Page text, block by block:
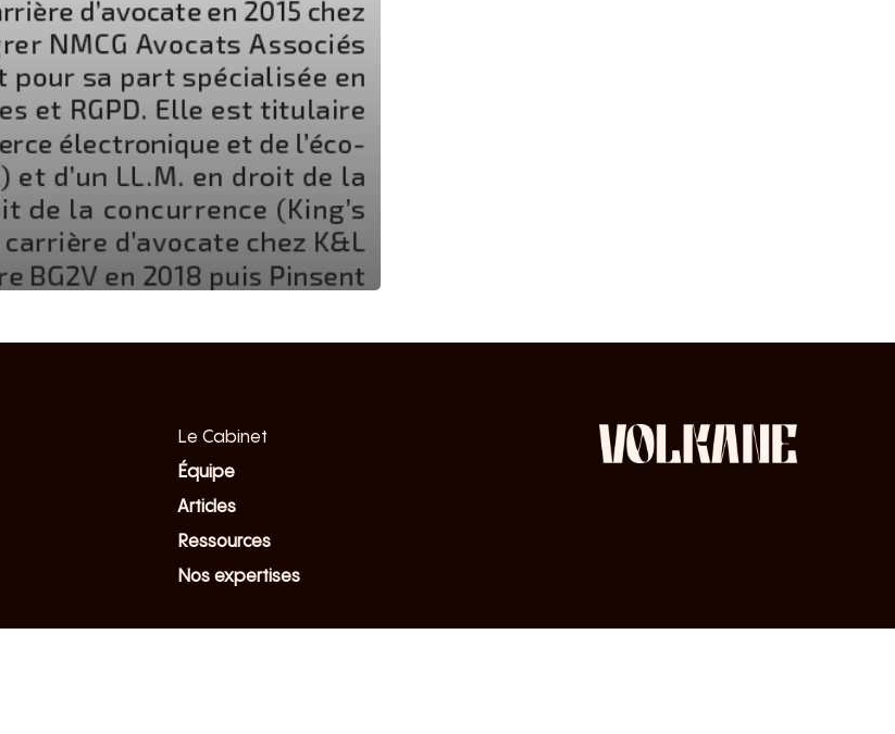
Le Cabinet
Équipe
Articles
Ressources
Nos expertises